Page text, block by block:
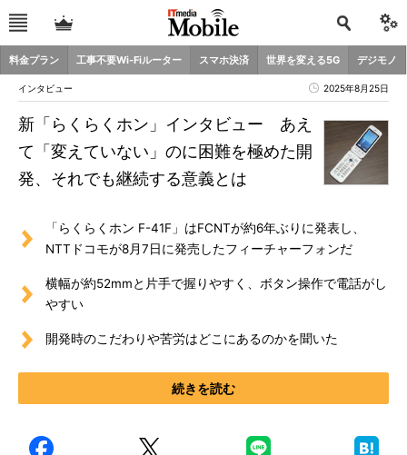
料金プラン 工事不要Wi-Fiルーター スマホ決済 世界を変える5G デジモノ
インタビュー 2025年8月25日
新「らくらくホン」インタビュー あえ
て「変えていない」のに困難を極めた開
発、それでも継続する意義とは
「らくらくホン F-41F」はFCNTが約6年ぶりに発表し、
NTTドコモが8月7日に発売したフィーチャーフォンだ
横幅が約52mmと片手で握りやすく、ボタン操作で電話がし
やすい
開発時のこだわりや苦労はどこにあるのかを聞いた
続きを読む